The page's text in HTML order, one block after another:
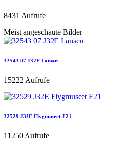
8431 Aufrufe
Meist angeschaute Bilder
32543 07 J32E Lansen
15222 Aufrufe
32529 J32E Flygmuseet F21
11250 Aufrufe